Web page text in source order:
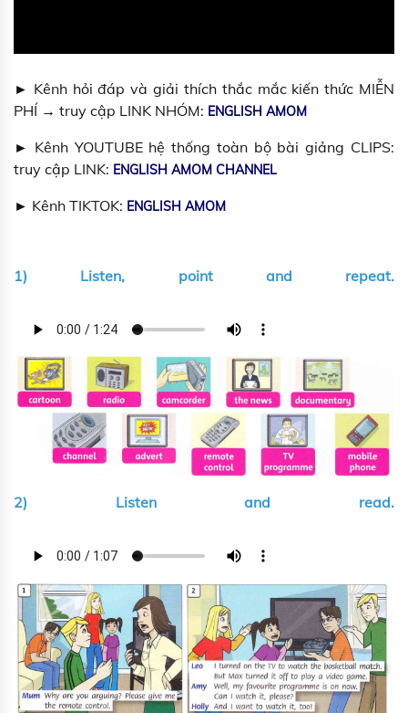
► Kênh hỏi đáp và giải thích thắc mắc kiến thức MIỄN
PHÍ → truy cập LINK NHÓM: ENGLISH AMOM
► Kênh YOUTUBE hệ thống toàn bộ bài giảng CLIPS:
truy cập LINK: ENGLISH AMOM CHANNEL
► Kênh TIKTOK: ENGLISH AMOM
1) Listen, point and repeat.
2) Listen and read.